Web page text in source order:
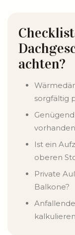
achten?
sorgfältig
Ist ein
oberen
Private
Balkone?
kalkulieren